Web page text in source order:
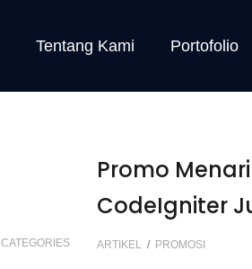
Tentang Kami Portofolio
Promo
CodeIgniter
CATEGORIES ARTIKEL / PROMOSI